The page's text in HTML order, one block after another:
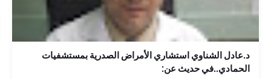
د.عادل الشناوي استشاري الأمراض الصدرية بمستشفيات
الحمادي..في حديث عن: